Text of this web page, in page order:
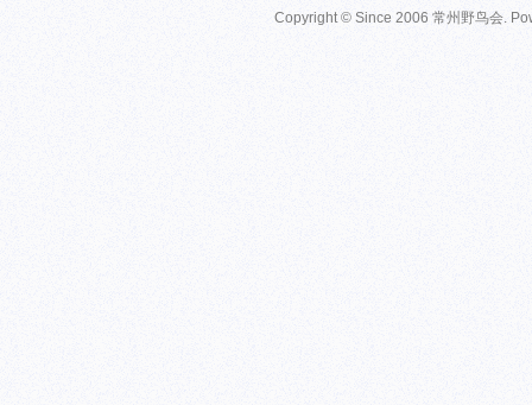
Copyright © Since 2006 常州野鸟会.